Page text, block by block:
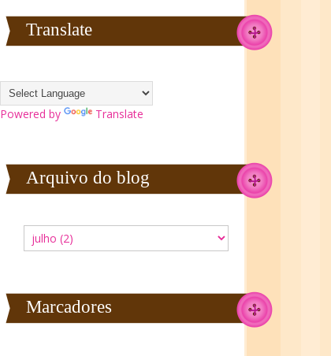
Translate
Powered by Translate
Arquivo do blog
Marcadores